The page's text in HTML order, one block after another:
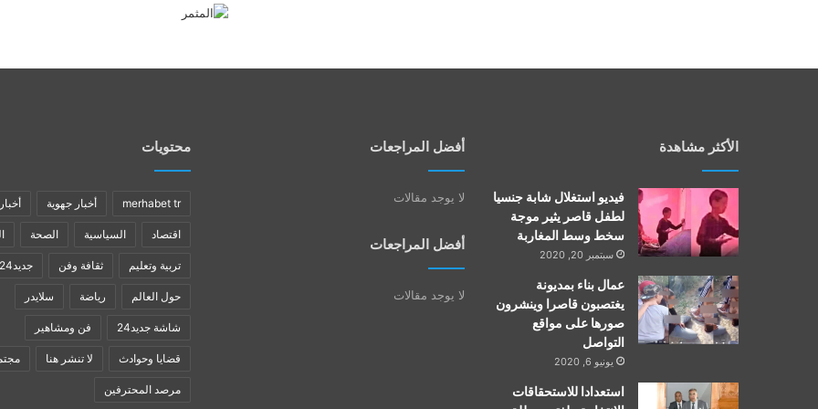
الأكثر مشاهدة
فيديو استغلال شابة جنسيا
لطفل قاصر يثير موجة
سخط وسط المغاربة
سبتمبر 20, 2020
عمال بناء بمديونة
يغتصبون قاصرا وينشرون
صورها على مواقع
التواصل
يونيو 6, 2020
استعدادا للاستحقاقات
أفضل المراجعات
لا يوجد مقالات
أفضل المراجعات
لا يوجد مقالات
محتويات
merhabet tr أخبار جهوية
اقتصاد السياسية الصحة
تربية وتعليم ثقافة وفن جديد24
حول العالم رياضة سلايدر
شاشة جديد24 فن ومشاهير
قضايا وحوادث لا تنشر هنا
مرصد المحترفين